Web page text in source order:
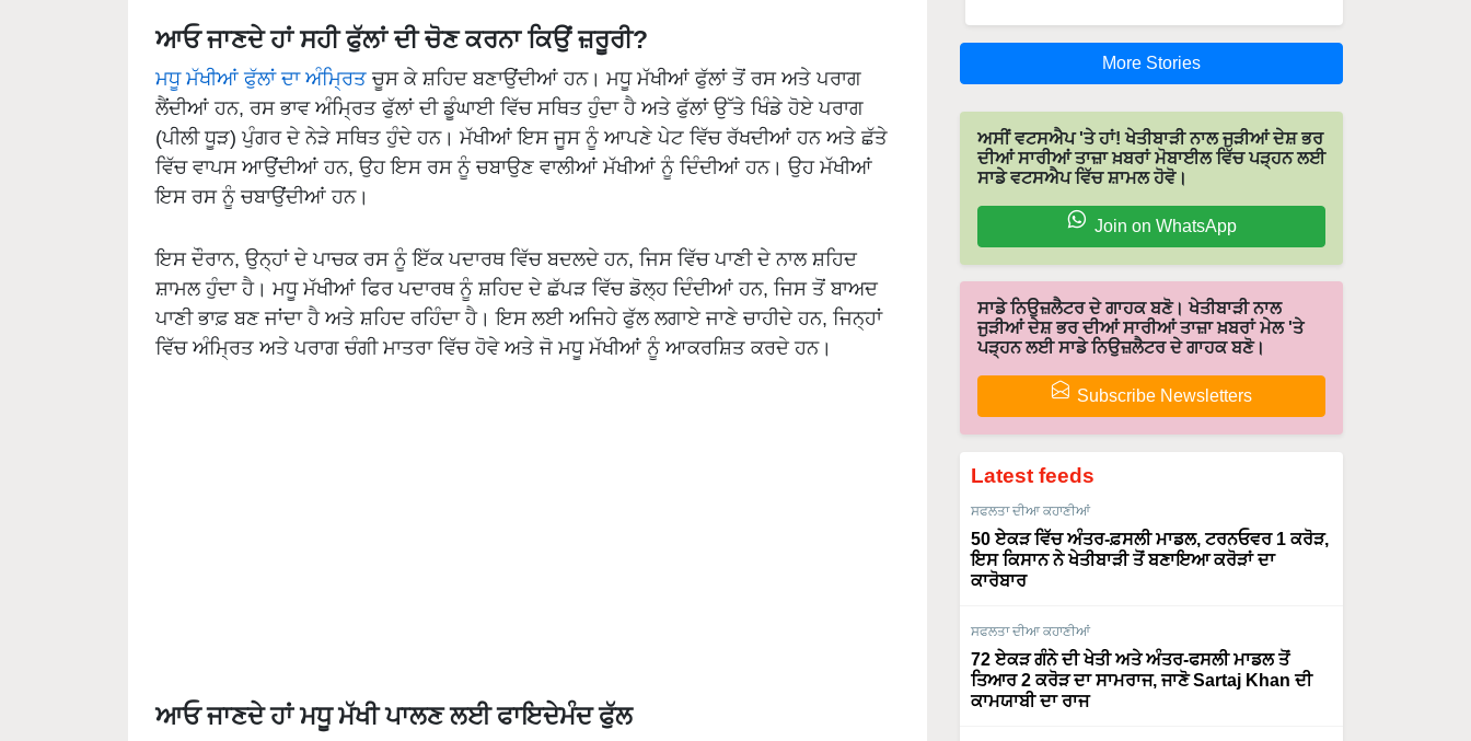
ਆਓ ਜਾਣਦੇ ਹਾਂ ਸਹੀ ਫੁੱਲਾਂ ਦੀ ਚੋਣ ਕਰਨਾ ਕਿਉਂ ਜ਼ਰੂਰੀ?
ਮਧੂ ਮੱਖੀਆਂ ਫੁੱਲਾਂ ਦਾ ਅੰਮ੍ਰਿਤ ਚੂਸ ਕੇ ਸ਼ਹਿਦ ਬਣਾਉਂਦੀਆਂ ਹਨ। ਮਧੂ ਮੱਖੀਆਂ ਫੁੱਲਾਂ ਤੋਂ ਰਸ ਅਤੇ ਪਰਾਗ
ਲੈਂਦੀਆਂ ਹਨ, ਰਸ ਭਾਵ ਅੰਮ੍ਰਿਤ ਫੁੱਲਾਂ ਦੀ ਡੂੰਘਾਈ ਵਿੱਚ ਸਥਿਤ ਹੁੰਦਾ ਹੈ ਅਤੇ ਫੁੱਲਾਂ ਉੱਤੇ ਖਿੰਡੇ ਹੋਏ ਪਰਾਗ
(ਪੀਲੀ ਧੂੜ) ਪੁੰਗਰ ਦੇ ਨੇੜੇ ਸਥਿਤ ਹੁੰਦੇ ਹਨ। ਮੱਖੀਆਂ ਇਸ ਜੂਸ ਨੂੰ ਆਪਣੇ ਪੇਟ ਵਿੱਚ ਰੱਖਦੀਆਂ ਹਨ ਅਤੇ ਛੱਤੇ
ਵਿੱਚ ਵਾਪਸ ਆਉਂਦੀਆਂ ਹਨ, ਉਹ ਇਸ ਰਸ ਨੂੰ ਚਬਾਉਣ ਵਾਲੀਆਂ ਮੱਖੀਆਂ ਨੂੰ ਦਿੰਦੀਆਂ ਹਨ। ਉਹ ਮੱਖੀਆਂ
ਇਸ ਰਸ ਨੂੰ ਚਬਾਉਂਦੀਆਂ ਹਨ।
ਇਸ ਦੌਰਾਨ, ਉਨ੍ਹਾਂ ਦੇ ਪਾਚਕ ਰਸ ਨੂੰ ਇੱਕ ਪਦਾਰਥ ਵਿੱਚ ਬਦਲਦੇ ਹਨ, ਜਿਸ ਵਿੱਚ ਪਾਣੀ ਦੇ ਨਾਲ ਸ਼ਹਿਦ
ਸ਼ਾਮਲ ਹੁੰਦਾ ਹੈ। ਮਧੂ ਮੱਖੀਆਂ ਫਿਰ ਪਦਾਰਥ ਨੂੰ ਸ਼ਹਿਦ ਦੇ ਛੱਪੜ ਵਿੱਚ ਡੋਲ੍ਹ ਦਿੰਦੀਆਂ ਹਨ, ਜਿਸ ਤੋਂ ਬਾਅਦ
ਪਾਣੀ ਭਾਫ਼ ਬਣ ਜਾਂਦਾ ਹੈ ਅਤੇ ਸ਼ਹਿਦ ਰਹਿੰਦਾ ਹੈ। ਇਸ ਲਈ ਅਜਿਹੇ ਫੁੱਲ ਲਗਾਏ ਜਾਣੇ ਚਾਹੀਦੇ ਹਨ, ਜਿਨ੍ਹਾਂ
ਵਿੱਚ ਅੰਮ੍ਰਿਤ ਅਤੇ ਪਰਾਗ ਚੰਗੀ ਮਾਤਰਾ ਵਿੱਚ ਹੋਵੇ ਅਤੇ ਜੋ ਮਧੂ ਮੱਖੀਆਂ ਨੂੰ ਆਕਰਸ਼ਿਤ ਕਰਦੇ ਹਨ।
ਆਓ ਜਾਣਦੇ ਹਾਂ ਮਧੂ ਮੱਖੀ ਪਾਲਣ ਲਈ ਫਾਇਦੇਮੰਦ ਫੁੱਲ
More Stories
ਅਸੀਂ ਵਟਸਐਪ 'ਤੇ ਹਾਂ! ਖੇਤੀਬਾੜੀ ਨਾਲ ਜੁੜੀਆਂ ਦੇਸ਼ ਭਰ
ਦੀਆਂ ਸਾਰੀਆਂ ਤਾਜ਼ਾ ਖ਼ਬਰਾਂ ਮੋਬਾਈਲ ਵਿੱਚ ਪੜ੍ਹਨ ਲਈ
ਸਾਡੇ ਵਟਸਐਪ ਵਿੱਚ ਸ਼ਾਮਲ ਹੋਵੋ।
Join on WhatsApp
ਸਾਡੇ ਨਿਉਜ਼ਲੈਟਰ ਦੇ ਗਾਹਕ ਬਣੋ। ਖੇਤੀਬਾੜੀ ਨਾਲ
ਜੁੜੀਆਂ ਦੇਸ਼ ਭਰ ਦੀਆਂ ਸਾਰੀਆਂ ਤਾਜ਼ਾ ਖ਼ਬਰਾਂ ਮੇਲ 'ਤੇ
ਪੜ੍ਹਨ ਲਈ ਸਾਡੇ ਨਿਉਜ਼ਲੈਟਰ ਦੇ ਗਾਹਕ ਬਣੋ।
Subscribe Newsletters
Latest feeds
ਸਫਲਤਾ ਦੀਆ ਕਹਾਣੀਆਂ
50 ਏਕੜ ਵਿੱਚ ਅੰਤਰ-ਫ਼ਸਲੀ ਮਾਡਲ, ਟਰਨਓਵਰ 1 ਕਰੋੜ,
ਇਸ ਕਿਸਾਨ ਨੇ ਖੇਤੀਬਾੜੀ ਤੋਂ ਬਣਾਇਆ ਕਰੋੜਾਂ ਦਾ
ਕਾਰੋਬਾਰ
ਸਫਲਤਾ ਦੀਆ ਕਹਾਣੀਆਂ
72 ਏਕੜ ਗੰਨੇ ਦੀ ਖੇਤੀ ਅਤੇ ਅੰਤਰ-ਫਸਲੀ ਮਾਡਲ ਤੋਂ
ਤਿਆਰ 2 ਕਰੋੜ ਦਾ ਸਾਮਰਾਜ, ਜਾਣੋ Sartaj Khan ਦੀ
ਕਾਮਯਾਬੀ ਦਾ ਰਾਜ